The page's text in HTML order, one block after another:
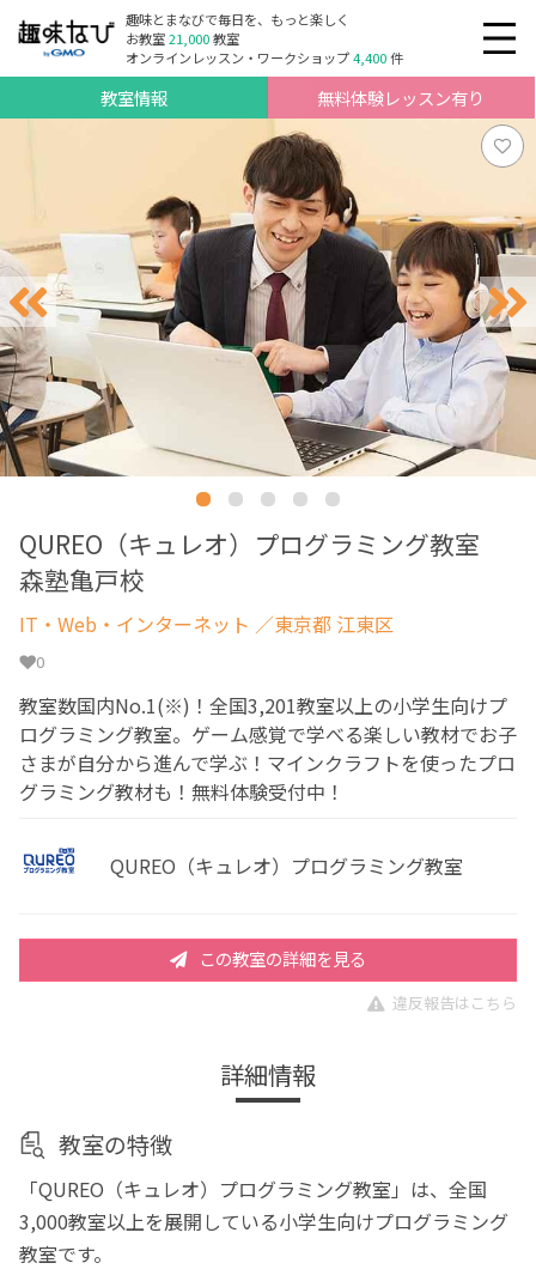
趣味とまなびで毎日を、もっと楽しく
お教室21,000教室
オンラインレッスン・ワークショップ4,400件
教室情報 無料体験レッスン有り
QUREO（キュレオ）プログラミング教室
森塾亀戸校
IT・Web・インターネット ／東京都 江東区
0
教室数国内No.1(※)！全国3,201教室以上の小学生向けプ
ログラミング教室。ゲーム感覚で学べる楽しい教材でお子
さまが自分から進んで学ぶ！マインクラフトを使ったプロ
グラミング教材も！無料体験受付中！
QUREO（キュレオ）プログラミング教室
この教室の詳細を見る
違反報告はこちら
詳細情報
教室の特徴
「QUREO（キュレオ）プログラミング教室」は、全国
3,000教室以上を展開している小学生向けプログラミング
教室です。